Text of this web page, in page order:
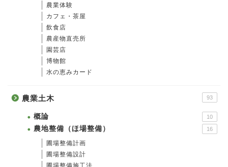
農業体験
カフェ・茶屋
飲食店
農産物直売所
園芸店
博物館
水の恵みカード
農業土木 93
概論 10
農地整備（ほ場整備） 16
圃場整備計画
圃場整備設計
圃場整備施工法